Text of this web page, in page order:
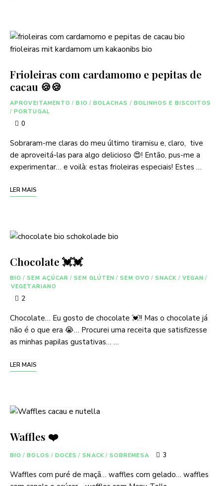
Frioleiras com cardamomo e pepitas de
cacau 🍪🍪
APROVEITAMENTO / BIO / BOLACHAS / BOLINHOS E BISCOITOS
/ PORTUGAL
0
Sobraram-me claras do meu último tiramisu e, claro, tive
de aproveitá-las para algo delicioso 😍! Então, pus-me a
experimentar… e voilà: estas frioleiras especiais! Estes …
LER MAIS
Chocolate 💓💓
BIO / SEM AÇÚCAR / SEM GLÚTEN / SEM OVO / SNACK / VEGAN /
VEGETARIANO
2
Chocolate… Eu gosto de chocolate 💓!! Mas o chocolate já
não é o que era 😭… Procurei uma receita que satisfizesse
as minhas papilas gustativas… …
LER MAIS
Waffles ❤️
BIO / BOLOS / DOCES / SNACK / SOBREMESA 3
Waffles com puré de maçã… waffles com gelado… waffles